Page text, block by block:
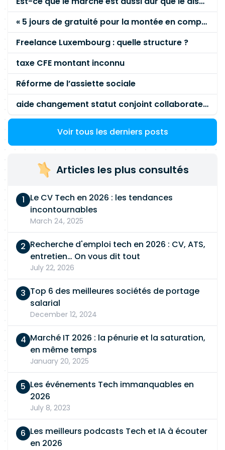
« 5 jours de gratuité pour la montée en compétence »
Freelance Luxembourg : quelle structure ?
taxe CFE montant inconnu
Réforme de l’assiette sociale
aide changement statut conjoint collaborateur
Voir tous les derniers posts
Articles les plus consultés
Le CV Tech en 2026 : les tendances
incontournables
March 24, 2025
Recherche d'emploi tech en 2026 : CV, ATS,
entretien… On vous dit tout
July 22, 2026
Top 6 des meilleures sociétés de portage
salarial
December 12, 2024
Marché IT 2026 : la pénurie et la saturation,
en même temps
January 20, 2025
Les événements Tech immanquables en
2026
July 8, 2023
Les meilleurs podcasts Tech et IA à écouter
en 2026